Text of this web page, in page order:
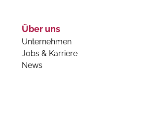
Über uns
Unternehmen
Jobs & Karriere
News